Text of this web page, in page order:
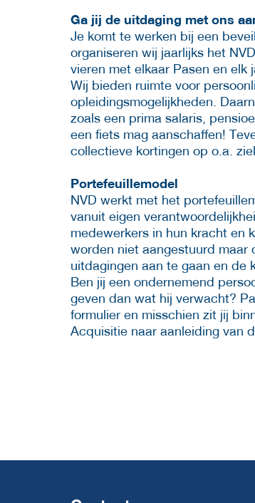
Ga jij de uitdaging met ons
Je komt te werken bij een
organiseren wij jaarlijks het
vieren met elkaar Pasen en elk
Wij bieden ruimte voor
opleidingsmogelijkheden.
zoals een prima salaris,
een fiets mag aanschaffen!
collectieve kortingen op o.a.
Portefeuillemodel
NVD werkt met het
vanuit eigen
medewerkers in hun kracht en
worden niet aangestuurd maar
uitdagingen aan te gaan en de
Ben jij een ondernemend
geven dan wat hij verwacht?
formulier en misschien zit jij
Acquisitie naar aanleiding van